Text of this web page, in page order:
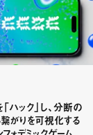
ハック」し、分断の
がりを可視化する